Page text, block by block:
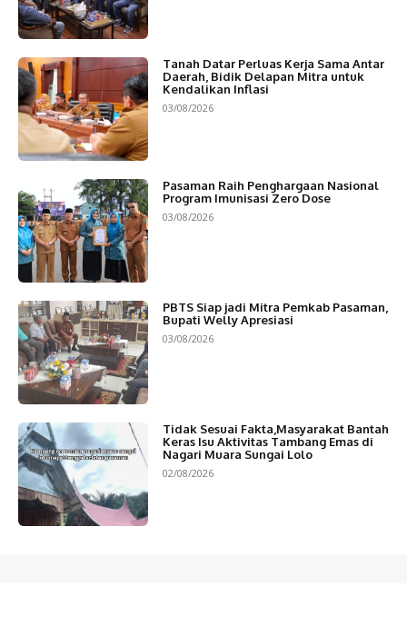
Tanah Datar Perluas Kerja Sama Antar
Daerah, Bidik Delapan Mitra untuk
Kendalikan Inflasi
03/08/2026
Pasaman Raih Penghargaan Nasional
Program Imunisasi Zero Dose
03/08/2026
PBTS Siap jadi Mitra Pemkab Pasaman,
Bupati Welly Apresiasi
03/08/2026
Tidak Sesuai Fakta,Masyarakat Bantah
Keras Isu Aktivitas Tambang Emas di
Nagari Muara Sungai Lolo
02/08/2026